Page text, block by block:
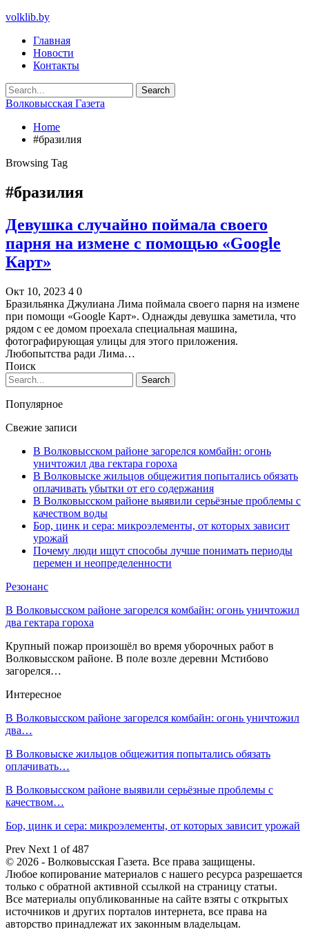
volklib.by
Главная
Новости
Контакты
Волковысская Газета
Home
#бразилия
Browsing Tag
#бразилия
Девушка случайно поймала своего
парня на измене с помощью «Google
Карт»
Окт 10, 2023 4 0
Бразильянка Джулиана Лима поймала своего парня на измене
при помощи «Google Карт». Однажды девушка заметила, что
рядом с ее домом проехала специальная машина,
фотографирующая улицы для этого приложения.
Любопытства ради Лима…
Поиск
Популярное
Свежие записи
В Волковысском районе загорелся комбайн: огонь
уничтожил два гектара гороха
В Волковыске жильцов общежития попытались обязать
оплачивать убытки от его содержания
В Волковысском районе выявили серьёзные проблемы с
качеством воды
Бор, цинк и сера: микроэлементы, от которых зависит
урожай
Почему люди ищут способы лучше понимать периоды
перемен и неопределенности
Резонанс
В Волковысском районе загорелся комбайн: огонь уничтожил
два гектара гороха
Крупный пожар произошёл во время уборочных работ в
Волковысском районе. В поле возле деревни Мстибово
загорелся…
Интересное
В Волковысском районе загорелся комбайн: огонь уничтожил
два…
В Волковыске жильцов общежития попытались обязать
оплачивать…
В Волковысском районе выявили серьёзные проблемы с
качеством…
Бор, цинк и сера: микроэлементы, от которых зависит урожай
Prev Next 1 of 487
© 2026 - Волковысская Газета. Все права защищены.
Любое копирование материалов с нашего ресурса разрешается
только с обратной активной ссылкой на страницу статьи.
Все материалы опубликованные на сайте взяты с открытых
источников и других порталов интернета, все права на
авторство принадлежат их законным владельцам.